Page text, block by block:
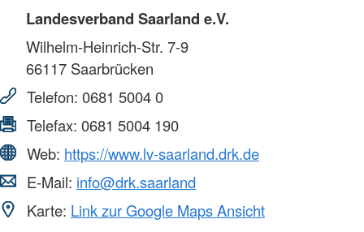
Landesverband Saarland e.V.
Wilhelm-Heinrich-Str. 7-9
66117 Saarbrücken
Telefon: 0681 5004 0
Telefax: 0681 5004 190
Web: https://www.lv-saarland.drk.de
E-Mail: info@drk.saarland
Karte: Link zur Google Maps Ansicht